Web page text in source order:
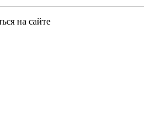
на сайте